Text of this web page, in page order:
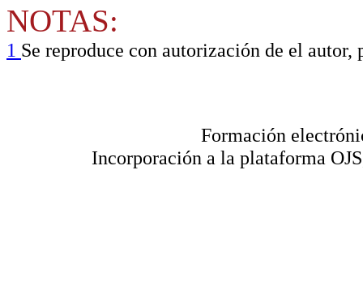
NOTAS:
1 Se reproduce con autorización de el
Formación
Incorporación a la plataforma